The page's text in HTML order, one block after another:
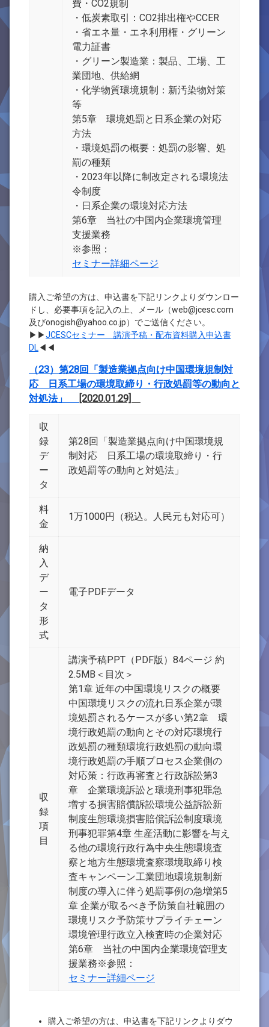
費・CO2規制
・低炭素取引：CO2排出権やCCER
・省エネ量・エネ利用権・グリーン
電力証書
・グリーン製造業：製品、工場、工
業団地、供給網
・化学物質環境規制：新汚染物対策
等
第5章 環境処罰と日系企業の対応
方法
・環境処罰の概要：処罰の影響、処
罰の種類
・2023年以降に制改定される環境法
令制度
・日系企業の環境対応方法
第6章 当社の中国内企業環境管理
支援業務
※参照：
セミナー詳細ページ
購入ご希望の方は、申込書を下記リンクよりダウンロー
ドし、必要事項を記入の上、メール（web@jcesc.com
及びonogish@yahoo.co.jp）でご送信ください。
▶▶JCESCセミナー 講演予稿・配布資料購入申込書
DL ◀◀
（23）第28回「製造業拠点向け中国環境規制対
応 日系工場の環境取締り・行政処罰等の動向と
対処法」
[2020.01.29]
収
録
デ
ー
タ
第28回「製造業拠点向け中国環境規
制対応 日系工場の環境取締り・行
政処罰等の動向と対処法」
料
金
1万1000円（税込。人民元も対応可）
納
入
デ
ー
タ
形
式
電子PDFデータ
収
録
項
目
講演予稿PPT（PDF版）84ページ 約
2.5MB＜目次＞
第1章 近年の中国環境リスクの概要
中国環境リスクの流れ日系企業が環
境処罰されるケースが多い第2章 環
境行政処罰の動向とその対応環境行
政処罰の種類環境行政処罰の動向環
境行政処罰の手順プロセス企業側の
対応策：行政再審査と行政訴訟第3
章 企業環境訴訟と環境刑事犯罪急
増する損害賠償訴訟環境公益訴訟新
制度生態環境損害賠償訴訟制度環境
刑事犯罪第4章 生産活動に影響を与え
る他の環境行政行為中央生態環境査
察と地方生態環境査察環境取締り検
査キャンペーン工業団地環境規制新
制度の導入に伴う処罰事例の急増第5
章 企業が取るべき予防策自社範囲の
環境リスク予防策サプライチェーン
環境管理行政立入検査時の企業対応
第6章 当社の中国内企業環境管理支
援業務※参照：
セミナー詳細ページ
購入ご希望の方は、申込書を下記リンクよりダウ